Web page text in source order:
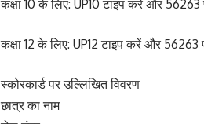
कक्षा 10 के लिए: UP10 टाइप करें और
कक्षा 12 के लिए: UP12 टाइप करें और 56263
स्कोरकार्ड पर उल्लिखित विवरण
छात्र का नाम